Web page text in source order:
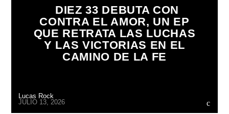
DIEZ 33 DEBUTA CON
CONTRA EL AMOR, UN EP
QUE RETRATA LAS LUCHAS
Y LAS VICTORIAS EN EL
CAMINO DE LA FE
Lucas Rock
JULIO 13, 2026